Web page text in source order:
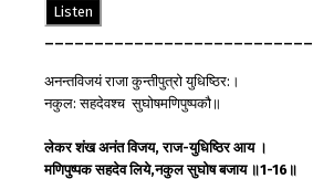
Listen
अनन्तविजयं राजा कुन्तीपुत्रो युधिष्ठिर:।
नकुल: सहदेवश्च सुघोषमणिपुष्पकौ॥
लेकर शंख अनंत विजय, राज-युधिष्ठिर आय ।
मणिपुष्पक सहदेव लिये,नकुल सुघोष बजाय ॥1-16॥